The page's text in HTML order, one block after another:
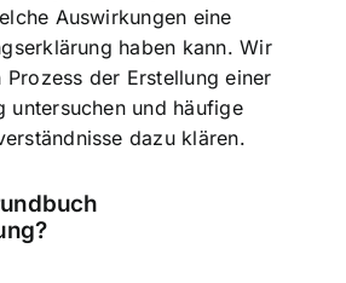
Auswirkungen eine
haben kann. Wir
der Erstellung einer
untersuchen und häufige
dazu klären.